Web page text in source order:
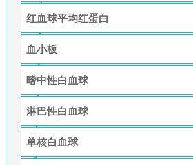
红血球平均红蛋白
血小板
嗜中性白血球
淋巴性白血球
单核白血球